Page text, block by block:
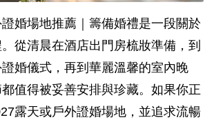
婚場地推薦｜籌備婚禮是一段關於
從清晨在酒店出門房梳妝準備，到
婚儀式，再到華麗溫馨的室內晚
值得被妥善安排與珍藏。如果你正
露天或戶外證婚場地，並追求流暢